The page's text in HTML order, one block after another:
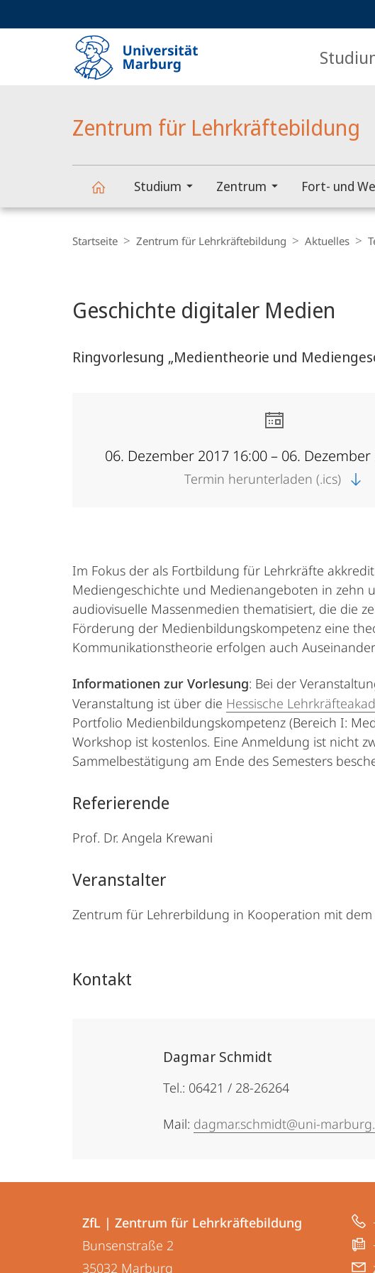
Zentrum für Lehrkräftebildung
Studium Zentrum Fort- und
Navigation
Startseite Zentrum für Lehrkräftebildung Aktuelles
Geschichte digitaler Medien
Ringvorlesung „Medientheorie und
06. Dezember 2017 16:00 – 06.
Termin herunterladen (.ics)
Im Fokus der als Fortbildung für Lehrkräfte
Mediengeschichte und Medienangeboten in zehn
audiovisuelle Massenmedien thematisiert, die die
Förderung der Medienbildungskompetenz eine
Kommunikationstheorie erfolgen auch
Informationen zur Vorlesung: Bei der
Veranstaltung ist über die Hessische
Portfolio Medienbildungskompetenz (Bereich I:
Workshop ist kostenlos. Eine Anmeldung ist nicht
Sammelbestätigung am Ende des Semesters
Referierende
Prof. Dr. Angela Krewani
Veranstalter
Zentrum für Lehrerbildung in Kooperation mit
Kontakt
Dagmar Schmidt
Tel.: 06421 / 28-26264
Mail: dagmar.schmidt@uni-
Informationen
Kontaktinformationen
ZfL
|
ZfL | Zentrum für Lehrkräftebildung
Bunsenstraße 2
35032 Marburg